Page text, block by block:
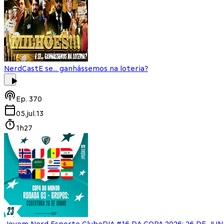
NerdCastE se... ganhássemos na loteria?
Ep. 370
05.jul.13
1h27